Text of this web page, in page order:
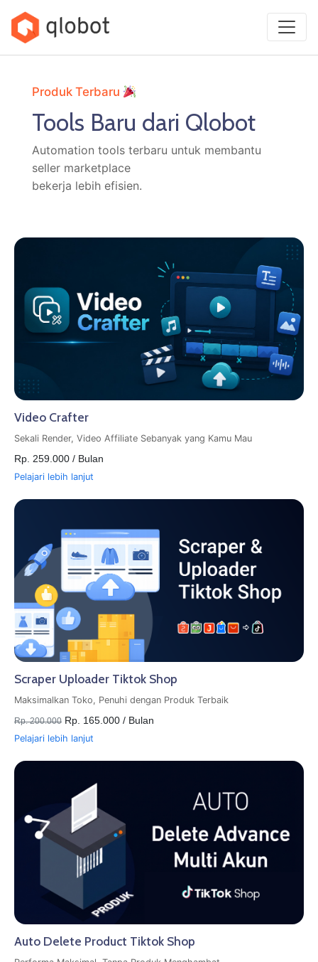
Produk Terbaru
Tools Baru dari Qlobot
Automation tools terbaru untuk membantu
seller marketplace
bekerja lebih efisien.
Video Crafter
Sekali Render, Video Affiliate Sebanyak yang Kamu Mau
Rp. 259.000 / Bulan
Pelajari lebih lanjut
Scraper Uploader Tiktok Shop
Maksimalkan Toko, Penuhi dengan Produk Terbaik
Rp. 200.000 Rp. 165.000 / Bulan
Pelajari lebih lanjut
Auto Delete Product Tiktok Shop